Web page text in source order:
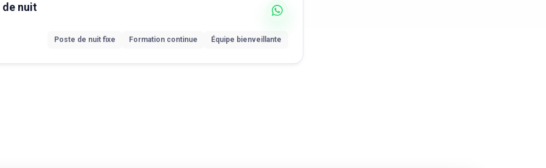
de nuit
Poste de nuit fixe Formation continue Équipe bienveillante